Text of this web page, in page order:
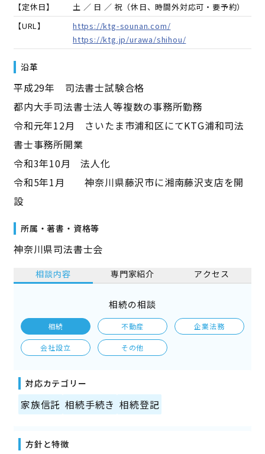
【定休日】
土 ／ 日 ／ 祝（休日、時間外対応可・要予約）
【URL】
https://ktg-sounan.com/
https://ktg.jp/urawa/shihou/
沿革
平成29年 司法書士試験合格
都内大手司法書士法人等複数の事務所勤務
令和元年12月 さいたま市浦和区にてKTG浦和司法
書士事務所開業
令和3年10月 法人化
令和5年1月 神奈川県藤沢市に湘南藤沢支店を開
設
所属・著書・資格等
神奈川県司法書士会
相談内容 専門家紹介 アクセス
相続の相談
相続 不動産 企業法務
会社設立 その他
対応カテゴリー
家族信託 相続手続き 相続登記
方針と特徴